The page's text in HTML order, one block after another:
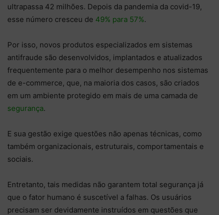
ultrapassa 42 milhões. Depois da pandemia da covid-19,
esse número cresceu de 49% para 57%.
Por isso, novos produtos especializados em sistemas
antifraude são desenvolvidos, implantados e atualizados
frequentemente para o melhor desempenho nos sistemas
de e-commerce, que, na maioria dos casos, são criados
em um ambiente protegido em mais de uma camada de
segurança.
E sua gestão exige questões não apenas técnicas, como
também organizacionais, estruturais, comportamentais e
sociais.
Entretanto, tais medidas não garantem total segurança já
que o fator humano é suscetível a falhas. Os usuários
precisam ser devidamente instruídos em questões que